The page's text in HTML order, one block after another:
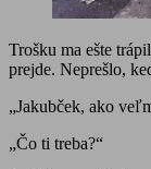
Trošku ma ešte
prejde. Neprešlo,
„Jakubček, ako
„Čo ti treba?“